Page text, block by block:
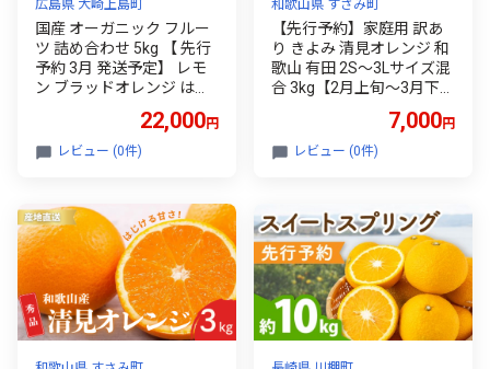
広島県 大崎上島町
国産 オーガニック フルー
ツ 詰め合わせ 5kg 【 先行
予約 3月 発送予定】 レモ
ン ブラッドオレンジ はる
認証 瀬戸内 広島 大崎上島
離島 有機栽培 柑橘 濃厚 果
22,000円
レビュー (0件)
和歌山県 すさみ町
【先行予約】家庭用 訳あ
り きよみ 清見オレンジ 和
歌山 有田 2S～3Lサイズ混
合 3kg【2月上旬～3月下旬
ルーツ 果物 くだもの 蜜柑
柑橘【ktn041】
7,000円
レビュー (0件)